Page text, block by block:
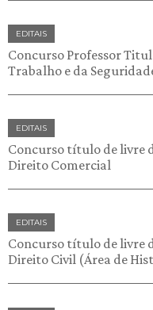
EDITAIS
Concurso Professor
Trabalho e da
EDITAIS
Concurso título de livre
Direito Comercial
EDITAIS
Concurso título de livre
Direito Civil (Área de